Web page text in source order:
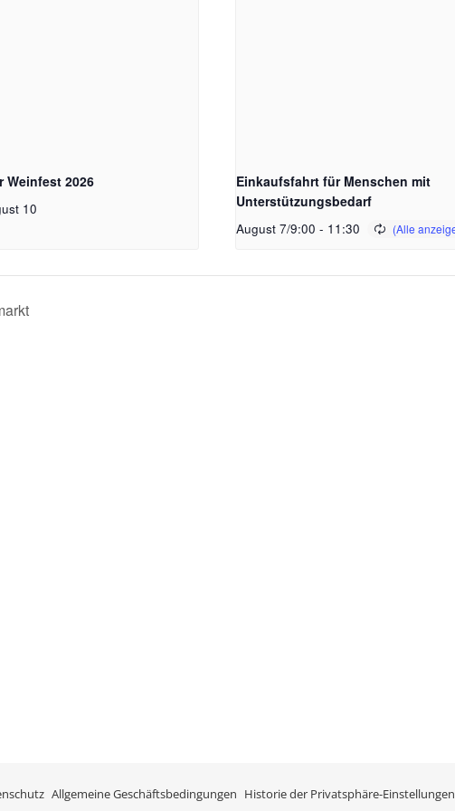
Weinfest 2026
10
Einkaufsfahrt für Menschen mit
Unterstützungsbedarf
August 7/9:00 - 11:30
Allgemeine Geschäftsbedingungen Historie der Privatsphäre-Einstellungen